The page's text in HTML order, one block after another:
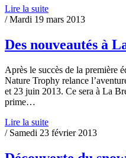
Lire la suite
/ Mardi 19 mars 2013
Des nouveautés à
Après le succès de la première
Nature Trophy relance
et 23 juin 2013. Ce sera à La
prime…
Lire la suite
/ Samedi 23 février 2013